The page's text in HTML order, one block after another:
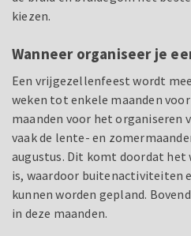
kiezen.
Wanneer organiseer je
Een vrijgezellenfeest wordt
weken tot enkele maanden
maanden voor het organiseren
vaak de lente- en
augustus. Dit komt doordat het
is, waardoor buitenactiviteiten
kunnen worden gepland.
in deze maanden.